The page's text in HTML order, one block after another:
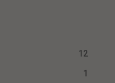
12
1